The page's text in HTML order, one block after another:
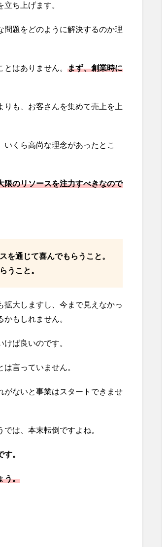
ち上げます。
問題をどのように解決するのか理
はありません。 まず、創業時に
りも、お客さんを集めて売上を上
くら高尚な理念があったとこ
限のリソースを注力すべきなので
通じて喜んでもらうこと。
うこと。
大しますし、今まで見えなかっ
もしれません。
けば良いのです。
言っていません。
がないと事業はスタートできませ
は、本末転倒ですよね。
す。
う。